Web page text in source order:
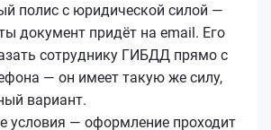
полис с юридической силой —
документ придёт на email. Его
сотруднику ГИБДД прямо с
— он имеет такую же силу,
вариант.
условия — оформление проходит